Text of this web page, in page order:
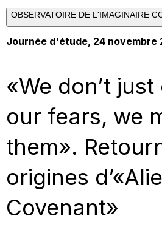
OBSERVATOIRE DE L'IMAGINAIRE
Journée d'étude, 24 novembre
«We don’t
our fears, we
them».
origines
Covenant»